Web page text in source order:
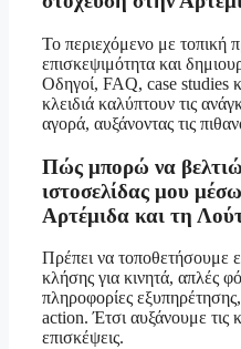
Το περιεχόμενο με τοπική
επισκεψιμότητα και
Οδηγοί, FAQ, case studies
κλειδιά καλύπτουν τις
αγορά, αυξάνοντας τις
Πώς μπορώ να
ιστοσελίδας μου
Αρτέμιδα και τη
Πρέπει να τοποθετήσουμε
κλήσης για κινητά, απλές
πληροφορίες
action. Έτσι αυξάνουμε τις
επισκέψεις.